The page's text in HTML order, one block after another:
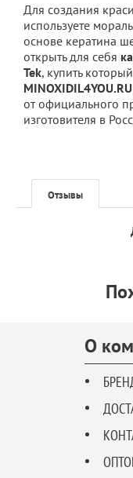
Для создания
используете
основе кератина
открыть для себя
Tek, купить
MINOXIDIL4YOU.RU
от официального
изготовителя в
Отзывы
О